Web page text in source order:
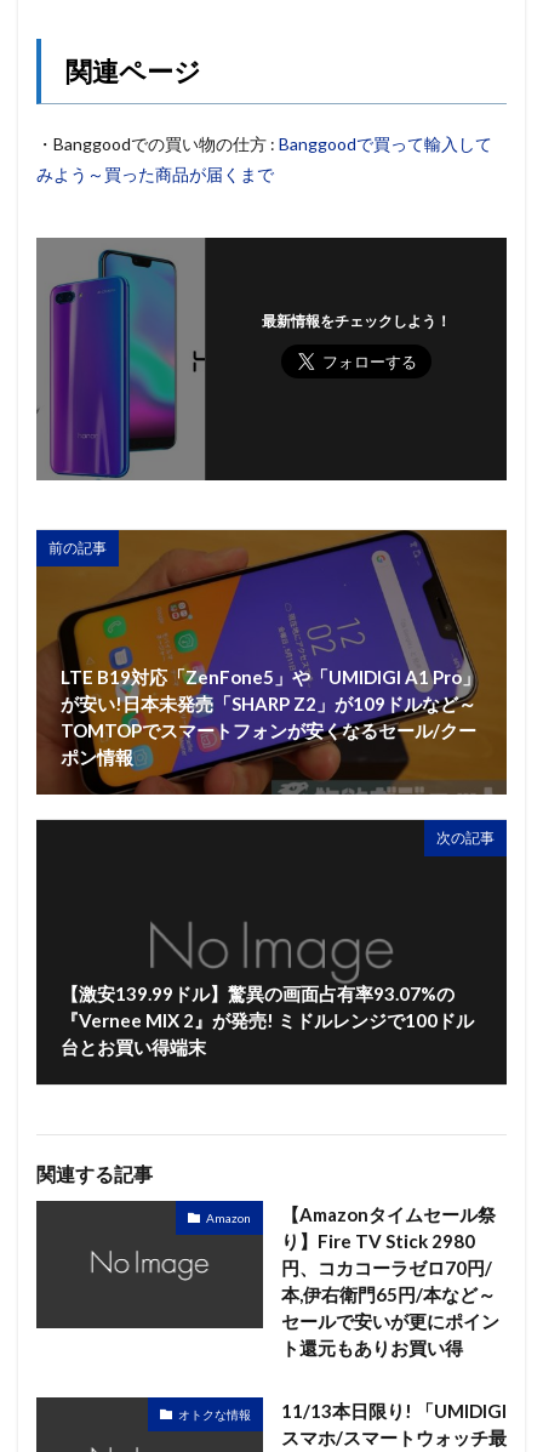
関連ページ
・Banggoodでの買い物の仕方 : Banggoodで買って輸入して
みよう～買った商品が届くまで
最新情報をチェックしよう！
前の記事
LTE B19対応「ZenFone5」や「UMIDIGI A1 Pro」
が安い!日本未発売「SHARP Z2」が109ドルなど～
TOMTOPでスマートフォンが安くなるセール/クー
ポン情報
次の記事
【激安139.99ドル】驚異の画面占有率93.07%の
『Vernee MIX 2』が発売! ミドルレンジで100ドル
台とお買い得端末
関連する記事
Amazon
【Amazonタイムセール祭
り】Fire TV Stick 2980
円、コカコーラゼロ70円/
本,伊右衛門65円/本など～
セールで安いが更にポイン
ト還元もありお買い得
オトクな情報
11/13本日限り! 「UMIDIGI
スマホ/スマートウォッチ最